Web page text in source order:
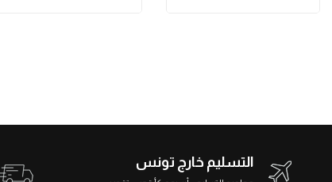
التسليم خارج تونس